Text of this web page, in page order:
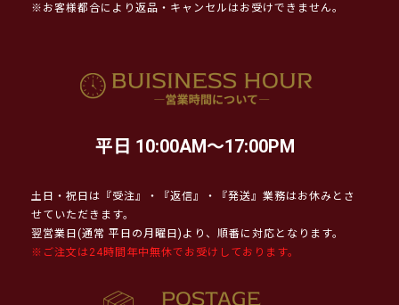
※お客様都合により返品・キャンセルはお受けできません。
平日 10:00AM～17:00PM
土日・祝日は『受注』・『返信』・『発送』業務はお休みとさ
せていただきます。
翌営業日(通常 平日の月曜日)より、順番に対応となります。
※ご注文は24時間年中無休でお受けしております。